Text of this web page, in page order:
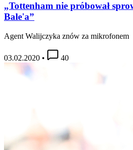
„Tottenham nie próbował
Bale'a”
Agent Walijczyka znów za mikrofonem
03.02.2020 • 40